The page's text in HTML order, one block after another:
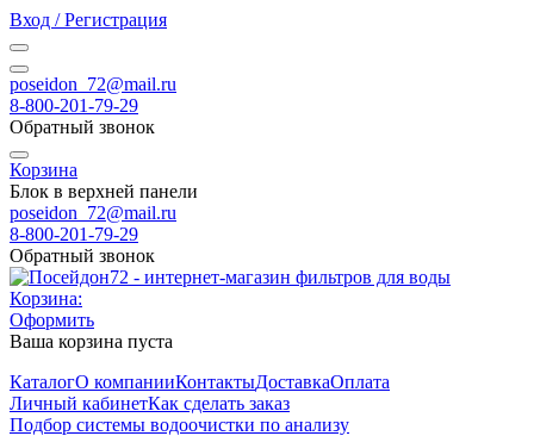
Вход / Регистрация
poseidon_72@mail.ru
8-800-201-79-29
Обратный звонок
Корзина
Блок в верхней панели
poseidon_72@mail.ru
8-800-201-79-29
Обратный звонок
Корзина:
Оформить
Ваша корзина пуста
КаталогО компанииКонтактыДоставкаОплата
Личный кабинетКак сделать заказ
Подбор системы водоочистки по анализу